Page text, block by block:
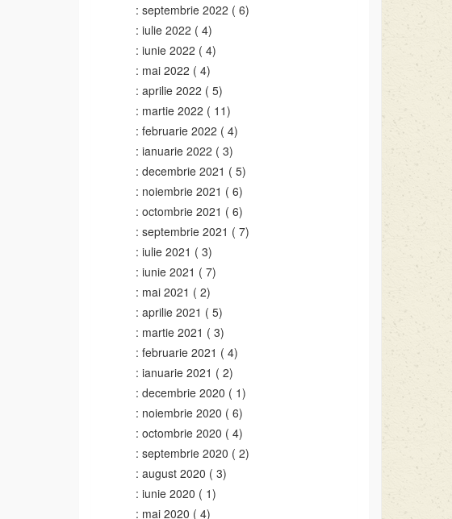
septembrie 2022 ( 6)
iulie 2022 ( 4)
iunie 2022 ( 4)
mai 2022 ( 4)
aprilie 2022 ( 5)
martie 2022 ( 11)
februarie 2022 ( 4)
ianuarie 2022 ( 3)
decembrie 2021 ( 5)
noiembrie 2021 ( 6)
octombrie 2021 ( 6)
septembrie 2021 ( 7)
iulie 2021 ( 3)
iunie 2021 ( 7)
mai 2021 ( 2)
aprilie 2021 ( 5)
martie 2021 ( 3)
februarie 2021 ( 4)
ianuarie 2021 ( 2)
decembrie 2020 ( 1)
noiembrie 2020 ( 6)
octombrie 2020 ( 4)
septembrie 2020 ( 2)
august 2020 ( 3)
iunie 2020 ( 1)
mai 2020 ( 4)